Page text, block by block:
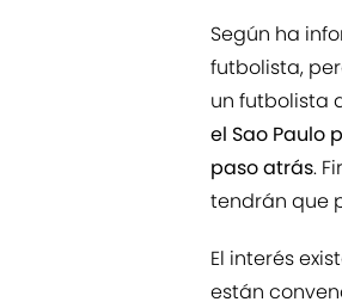
Según ha
futbolista,
un futbolista
el Sao Paulo
paso atrás.
tendrán que
El interés
están